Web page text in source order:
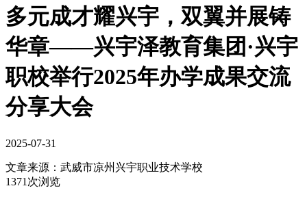
多元成才耀兴宇，双翼并展铸
华章——兴宇泽教育集团·兴宇
职校举行2025年办学成果交流
分享大会
2025-07-31
文章来源： 武威市凉州兴宇职业技术学校
1371次浏览